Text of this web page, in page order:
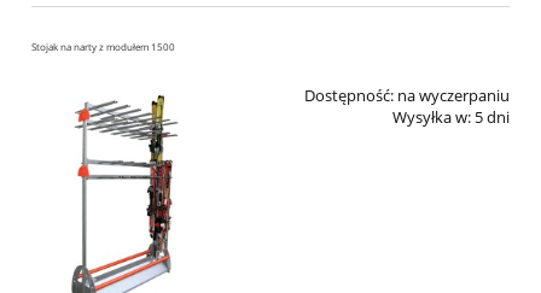
Stojak na narty z modułem 1500
Dostępność: na wyczerpaniu
Wysyłka w: 5 dni